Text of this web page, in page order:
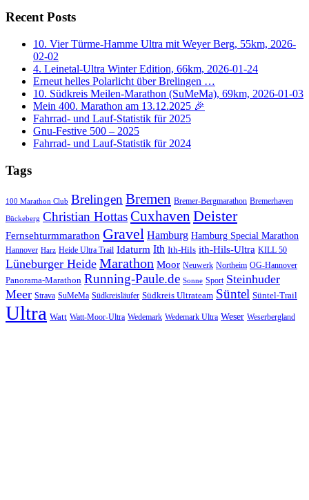
Recent Posts
10. Vier Türme-Hamme Ultra mit Weyer Berg, 55km, 2026-
02-02
4. Leinetal-Ultra Winter Edition, 66km, 2026-01-24
Erneut helles Polarlicht über Brelingen …
10. Südkreis Meilen-Marathon (SuMeMa), 69km, 2026-01-03
Mein 400. Marathon am 13.12.2025 🎉
Fahrrad- und Lauf-Statistik für 2025
Gnu-Festive 500 – 2025
Fahrrad- und Lauf-Statistik für 2024
Tags
100 Marathon Club BrelingenBremen Bremer-Bergmarathon Bremerhaven
Bückeberg Christian HottasCuxhaven Deister
Fernsehturmmarathon Gravel Hamburg Hamburg Special Marathon
Hannover Harz Heide Ultra Trail Idaturm Ith Ith-Hils ith-Hils-Ultra KILL 50
Lüneburger Heide Marathon Moor Neuwerk Northeim OG-Hannover
Panorama-Marathon Running-Paule.de Sonne Sport Steinhuder
Meer Strava SuMeMa Südkreisläufer Südkreis Ultrateam Süntel Süntel-Trail
Ultra Watt Watt-Moor-Ultra Wedemark Wedemark Ultra Weser Weserbergland